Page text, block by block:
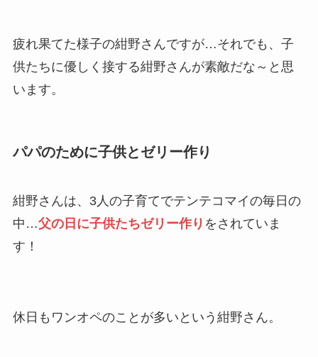
疲れ果てた様子の紺野さんですが…それでも、子
供たちに優しく接する紺野さんが素敵だな～と思
います。
パパのために子供とゼリー作り
紺野さんは、3人の子育てでテンテコマイの毎日の
中…父の日に子供たちゼリー作り をされていま
す！
休日もワンオペのことが多いという紺野さん。